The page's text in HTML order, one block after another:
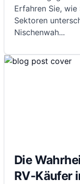
Erfahren Sie,
Sektoren
Nischenwah...
Die
RV-Käufer